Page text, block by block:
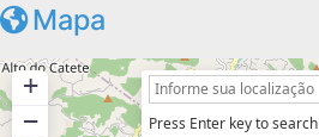
Mapa
+
−
Press Enter key to search